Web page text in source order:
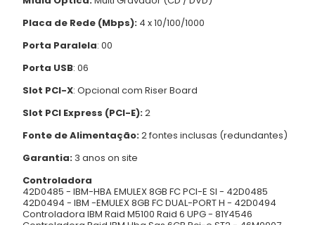
Placa de Rede (Mbps): 4 x 10/100/1000
Porta Paralela: 00
Porta USB: 06
Slot PCI-X: Opcional com Riser Board
Slot PCI Express (PCI-E):2
Fonte de Alimentação:2 fontes inclusas (redundantes)
Garantia: 3 anos on site
Controladora
42D0485 - IBM-HBA EMULEX 8GB FC PCI-E SI - 42D0485
42D0494 - IBM -EMULEX 8GB FC DUAL-PORT H - 42D0494
Controladora IBM Raid M5100 Raid 6 UPG - 81Y4546